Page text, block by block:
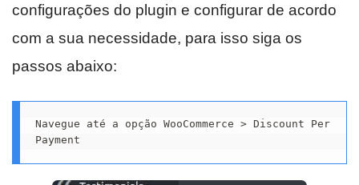
configurações do plugin e configurar de acordo
com a sua necessidade, para isso siga os
passos abaixo:
Navegue até a opção WooCommerce > Discount Per
Payment